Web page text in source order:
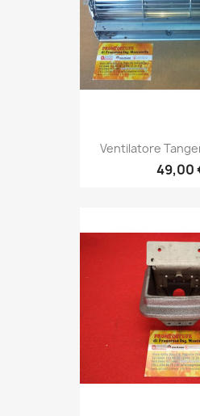
Ventilatore
49,00